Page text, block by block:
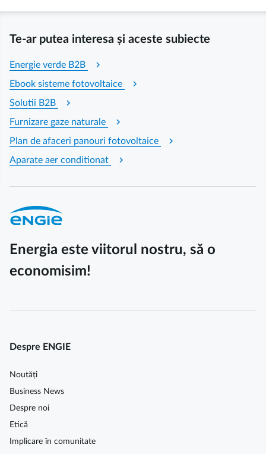
Te-ar putea interesa și aceste subiecte
Energie verde B2B chevron_right
Ebook sisteme fotovoltaice chevron_right
Solutii B2B chevron_right
Furnizare gaze naturale chevron_right
Plan de afaceri panouri fotovoltaice chevron_right
Aparate aer conditionat chevron_right
Energia este viitorul nostru, să o
economisim!
Despre ENGIE
Noutăți
Business News
Despre noi
Etică
Implicare în comunitate